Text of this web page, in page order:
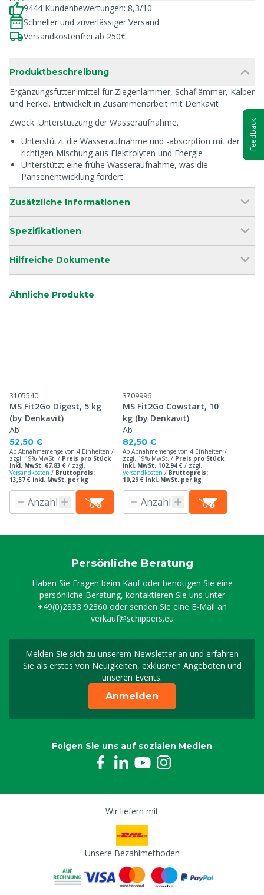
9444 Kundenbewertungen: 8,3/10
Schneller und zuverlässiger Versand
Versandkostenfrei ab 250€
Produktbeschreibung
Ergänzungsfutter-mittel für Ziegenlämmer, Schaflämmer, Kälber
und Ferkel. Entwickelt in Zusammenarbeit mit Denkavit
Zweck: Unterstützung der Wasseraufnahme.
Unterstützt die Wasseraufnahme und -absorption mit der
richtigen Mischung aus Elektrolyten und Energie
Unterstützt eine frühe Wasseraufnahme, was die
Pansenentwicklung fördert
Zusätzliche Informationen
Spezifikationen
Hilfreiche Dokumente
Ähnliche Produkte
3105540
MS Fit2Go Digest, 5 kg
(by Denkavit)
Ab
52,50 €
Ab Abnahmemenge von 4 Einheiten /
zzgl. 19% MwSt. / Preis pro Stück
inkl. MwSt. 67,83 € / zzgl.
Versandkosten / Bruttopreis:
13,57 € inkl. MwSt. per kg
3709996
MS Fit2Go Cowstart, 10
kg (by Denkavit)
Ab
82,50 €
Ab Abnahmemenge von 4 Einheiten /
zzgl. 19% MwSt. / Preis pro Stück
inkl. MwSt. 102,94 € / zzgl.
Versandkosten / Bruttopreis:
10,29 € inkl. MwSt. per kg
Persönliche Beratung
Haben Sie Fragen beim Kauf oder benötigen Sie eine
persönliche Beratung, kontaktieren Sie uns unter
+49(0)2833 92360 oder senden Sie eine E-Mail an
verkauf@schippers.eu
Melden Sie sich zu unserem Newsletter an und erfahren
Sie als erstes von Neuigkeiten, exklusiven Angeboten und
unseren Events.
Melden Sie sich für
Anmelden
Folgen Sie uns auf sozialen Medien
Wir liefern mit
Unsere Bezahlmethoden
Feedback